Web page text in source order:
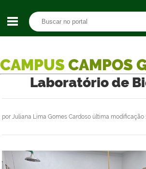
CAMPUS CAMPOS
Laboratório de
por Juliana Lima Gomes Cardoso última modificação